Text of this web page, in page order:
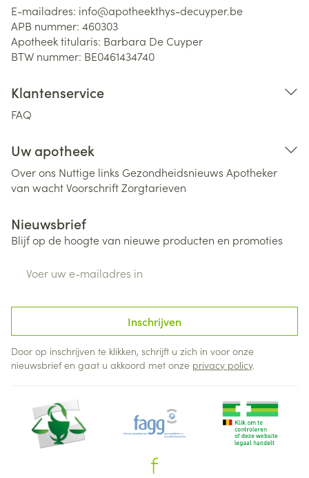
E-mailadres: info@apotheekthys-decuyper.be
APB nummer: 460303
Apotheek titularis: Barbara De Cuyper
BTW nummer: BE0461434740
Klantenservice
FAQ
Uw apotheek
Over ons Nuttige links Gezondheidsnieuws Apotheker
van wachtVoorschriftZorgtarieven
Nieuwsbrief
Blijf op de hoogte van nieuwe producten en promoties
Inschrijven
Door op inschrijven te klikken, schrijft u zich in voor onze
nieuwsbrief en gaat u akkoord met onze privacy policy.